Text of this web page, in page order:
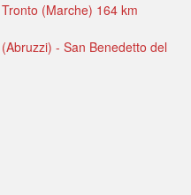
(Marche) 164 km
- San Benedetto del